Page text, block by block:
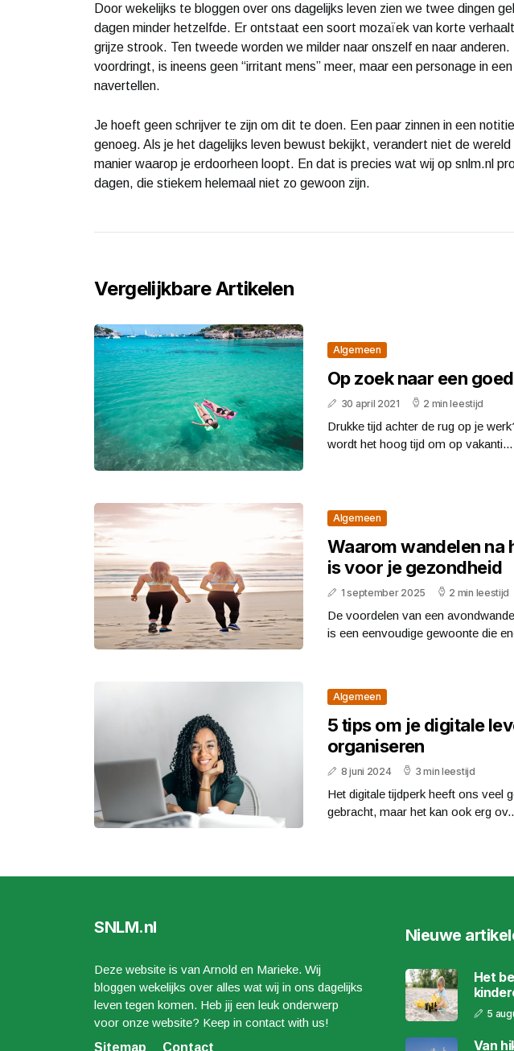
Door wekelijks te bloggen over ons dagelijks leven zien we twee dingen
dagen minder hetzelfde. Er ontstaat een soort mozaïek van korte
grijze strook. Ten tweede worden we milder naar onszelf en naar anderen.
voordringt, is ineens geen “irritant mens” meer, maar een personage in
navertellen.
Je hoeft geen schrijver te zijn om dit te doen. Een paar zinnen in een
genoeg. Als je het dagelijks leven bewust bekijkt, verandert niet de
manier waarop je erdoorheen loopt. En dat is precies wat wij op snlm.nl
dagen, die stiekem helemaal niet zo gewoon zijn.
Vergelijkbare Artikelen
Algemeen
Op zoek naar een
30 april 2021 2 min leestijd
Drukke tijd achter de rug op je
wordt het hoog tijd om op vakanti...
Algemeen
Waarom wandelen na
is voor je gezondheid
1 september 2025 2 min leestijd
De voordelen van een
is een eenvoudige gewoonte die
Algemeen
5 tips om je digitale
organiseren
8 juni 2024 3 min leestijd
Het digitale tijdperk heeft ons veel
gebracht, maar het kan ook erg
SNLM.nl
Deze website is van Arnold en Marieke. Wij
bloggen wekelijks over alles wat wij in ons dagelijks
leven tegen komen. Heb jij een leuk onderwerp
voor onze website? Keep in contact with us!
Sitemap
Contact
Nieuwe
Het
5
Van